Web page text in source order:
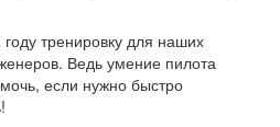
тренировку для наших
Ведь умение пилота
если нужно быстро